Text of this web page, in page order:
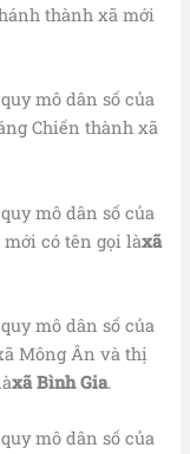
thành xã mới
mô dân số của
Chiến thành xã
mô dân số của
có tên gọi làxã
mô dân số của
Mông Ân và thị
xã Bình Gia.
mô dân số của